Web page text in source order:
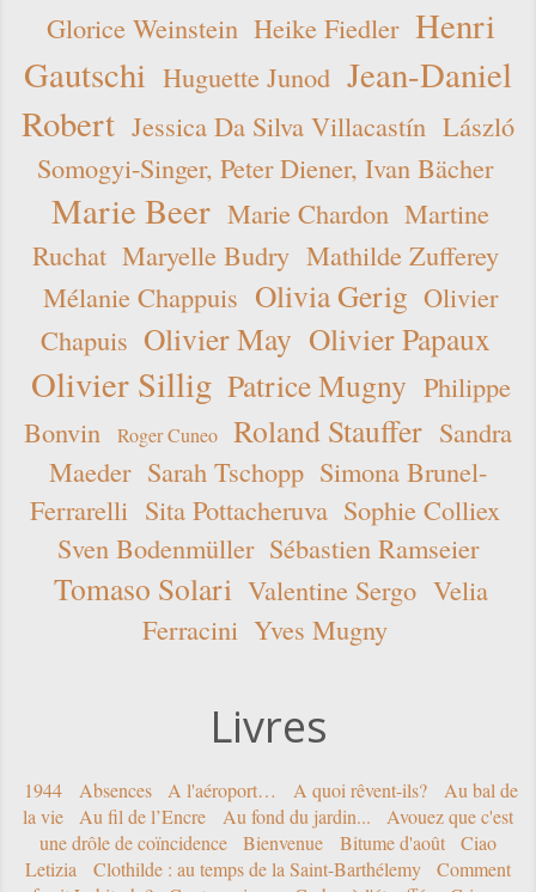
Glorice Weinstein Heike Fiedler Henri
Gautschi Huguette Junod Jean-Daniel
Robert Jessica Da Silva Villacastín László
Somogyi-Singer, Peter Diener, Ivan Bächer
Marie Beer Marie Chardon Martine
Ruchat Maryelle Budry Mathilde Zufferey
Mélanie Chappuis Olivia Gerig Olivier
Chapuis Olivier May Olivier Papaux
Olivier Sillig Patrice Mugny Philippe
Bonvin
Roger Cuneo Roland Stauffer Sandra
Maeder Sarah Tschopp Simona Brunel-
Ferrarelli Sita Pottacheruva Sophie Colliex
Sven Bodenmüller Sébastien Ramseier
Tomaso Solari Valentine Sergo Velia
Ferracini Yves Mugny
Livres
1944 Absences A l'aéroport… A quoi rêvent-ils?
Au bal de
la vie
Au fil de l’Encre Au fond du jardin...
Avouez que c'est
une drôle de coïncidence
Bienvenue Bitume d'août
Ciao
Letizia
Clothilde : au temps de la Saint-Barthélemy
Comment